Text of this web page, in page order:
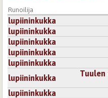
Runoilija
lupiininkukka
lupiininkukka
lupiininkukka
lupiininkukka
lupiininkukka
lupiininkukka
Tuulen
lupiininkukka